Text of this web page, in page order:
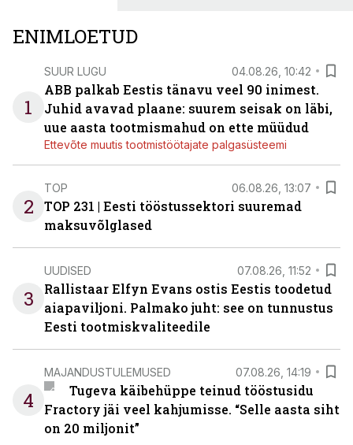
ENIMLOETUD
1
SUUR LUGU 04.08.26, 10:42
ABB palkab Eestis tänavu veel 90 inimest.
Juhid avavad plaane: suurem seisak on läbi,
uue aasta tootmismahud on ette müüdud
Ettevõte muutis tootmistöötajate palgasüsteemi
2
TOP 06.08.26, 13:07
TOP 231 | Eesti tööstussektori suuremad
maksuvõlglased
3
UUDISED 07.08.26, 11:52
Rallistaar Elfyn Evans ostis Eestis toodetud
aiapaviljoni. Palmako juht: see on tunnustus
Eesti tootmiskvaliteedile
4
MAJANDUSTULEMUSED 07.08.26, 14:19
Tugeva käibehüppe teinud tööstusidu
Fractory jäi veel kahjumisse. “Selle aasta siht
on 20 miljonit”